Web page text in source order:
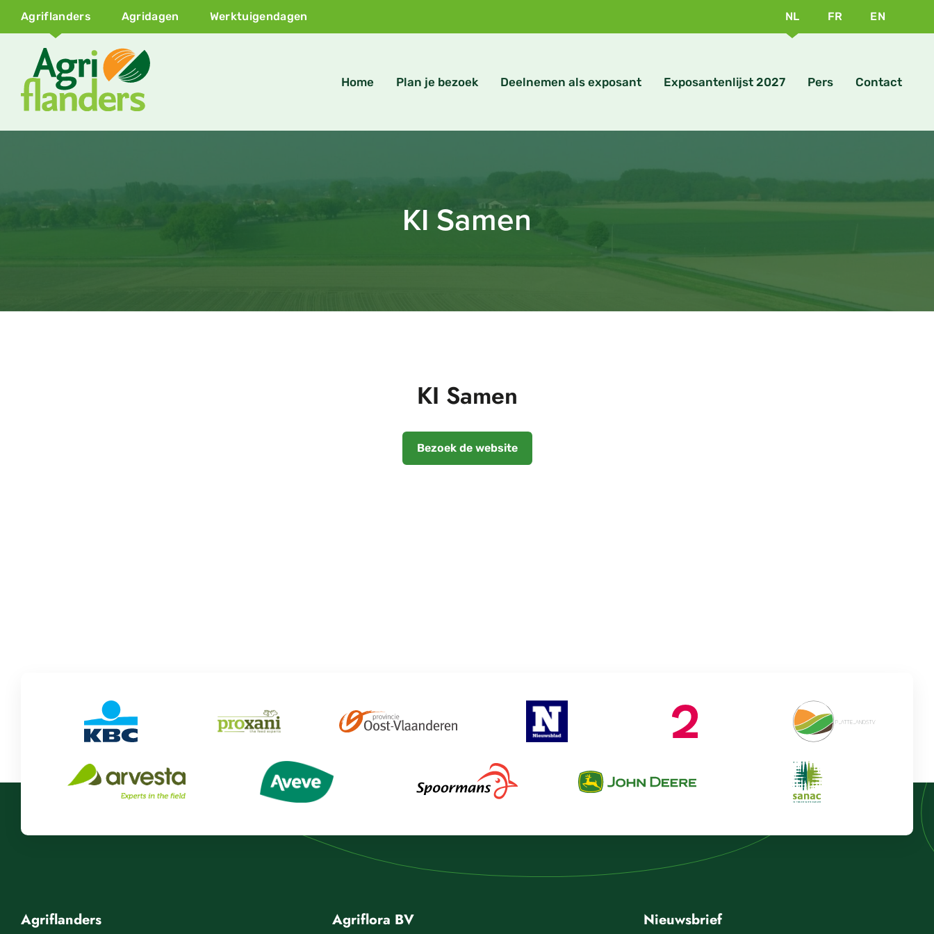
Agriflanders Agridagen Werktuigendagen NL FR EN
Home Plan je bezoek Deelnemen als exposant Exposantenlijst 2027 Pers Contact
KI Samen
KI Samen
Bezoek de website
Agriflanders Agriflora BV Nieuwsbrief